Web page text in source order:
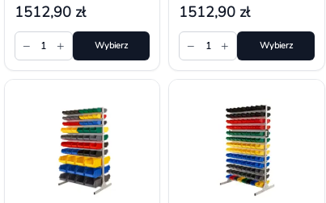
1512,90 zł
− 1 + Wybierz
1512,90 zł
− 1 + Wybierz